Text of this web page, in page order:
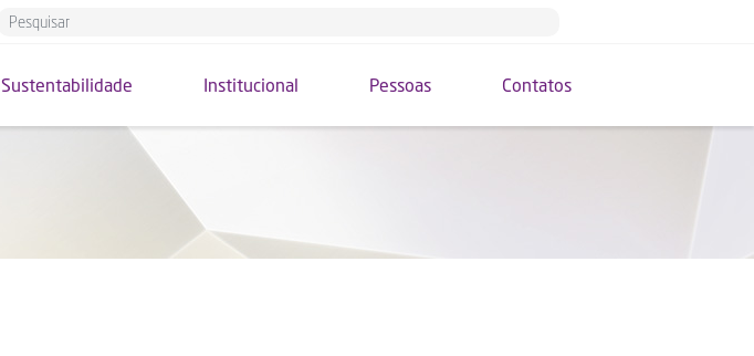
Sustentabilidade Institucional Pessoas Contatos